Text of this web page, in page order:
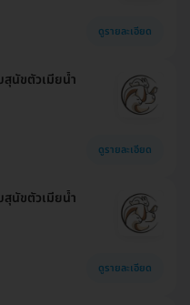
ดูรายละเอียด
นัขตัวเมียน้ำ
ดูรายละเอียด
นัขตัวเมียน้ำ
ดูรายละเอียด